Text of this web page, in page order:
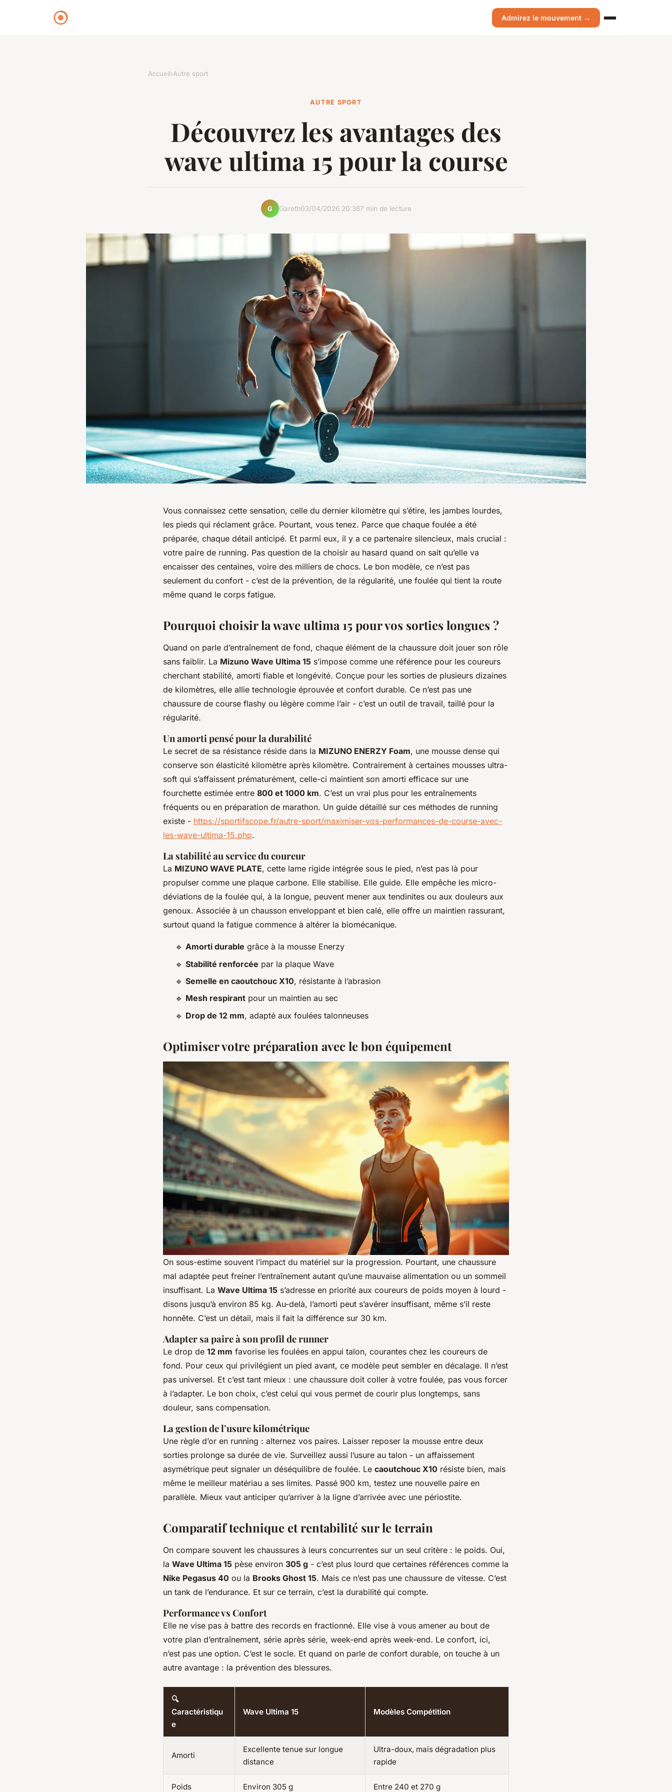
Admirez le mouvement →
Accueil›Autre sport
AUTRE SPORT
Découvrez les avantages des
wave ultima 15 pour la course
G Gareth03/04/2026 20:367 min de lecture
Vous connaissez cette sensation, celle du dernier kilomètre qui s’étire, les jambes lourdes,
les pieds qui réclament grâce. Pourtant, vous tenez. Parce que chaque foulée a été
préparée, chaque détail anticipé. Et parmi eux, il y a ce partenaire silencieux, mais crucial :
votre paire de running. Pas question de la choisir au hasard quand on sait qu’elle va
encaisser des centaines, voire des milliers de chocs. Le bon modèle, ce n’est pas
seulement du confort - c’est de la prévention, de la régularité, une foulée qui tient la route
même quand le corps fatigue.
Pourquoi choisir la wave ultima 15 pour vos sorties longues ?
Quand on parle d’entraînement de fond, chaque élément de la chaussure doit jouer son rôle
sans faiblir. La Mizuno Wave Ultima 15 s’impose comme une référence pour les coureurs
cherchant stabilité, amorti fiable et longévité. Conçue pour les sorties de plusieurs dizaines
de kilomètres, elle allie technologie éprouvée et confort durable. Ce n’est pas une
chaussure de course flashy ou légère comme l’air - c’est un outil de travail, taillé pour la
régularité.
Un amorti pensé pour la durabilité
Le secret de sa résistance réside dans la MIZUNO ENERZY Foam, une mousse dense qui
conserve son élasticité kilomètre après kilomètre. Contrairement à certaines mousses ultra-
soft qui s’affaissent prématurément, celle-ci maintient son amorti efficace sur une
fourchette estimée entre 800 et 1000 km. C’est un vrai plus pour les entraînements
fréquents ou en préparation de marathon. Un guide détaillé sur ces méthodes de running
existe - https://sportifscope.fr/autre-sport/maximiser-vos-performances-de-course-avec-
les-wave-ultima-15.php.
La stabilité au service du coureur
La MIZUNO WAVE PLATE, cette lame rigide intégrée sous le pied, n’est pas là pour
propulser comme une plaque carbone. Elle stabilise. Elle guide. Elle empêche les micro-
déviations de la foulée qui, à la longue, peuvent mener aux tendinites ou aux douleurs aux
genoux. Associée à un chausson enveloppant et bien calé, elle offre un maintien rassurant,
surtout quand la fatigue commence à altérer la biomécanique.
🔹 Amorti durable grâce à la mousse Enerzy
🔹 Stabilité renforcée par la plaque Wave
🔹 Semelle en caoutchouc X10, résistante à l’abrasion
🔹 Mesh respirant pour un maintien au sec
🔹 Drop de 12 mm, adapté aux foulées talonneuses
Optimiser votre préparation avec le bon équipement
On sous-estime souvent l’impact du matériel sur la progression. Pourtant, une chaussure
mal adaptée peut freiner l’entraînement autant qu’une mauvaise alimentation ou un sommeil
insuffisant. La Wave Ultima 15 s’adresse en priorité aux coureurs de poids moyen à lourd -
disons jusqu’à environ 85 kg. Au-delà, l’amorti peut s’avérer insuffisant, même s’il reste
honnête. C’est un détail, mais il fait la différence sur 30 km.
Adapter sa paire à son profil de runner
Le drop de 12 mm favorise les foulées en appui talon, courantes chez les coureurs de
fond. Pour ceux qui privilégient un pied avant, ce modèle peut sembler en décalage. Il n’est
pas universel. Et c’est tant mieux : une chaussure doit coller à votre foulée, pas vous forcer
à l’adapter. Le bon choix, c’est celui qui vous permet de courir plus longtemps, sans
douleur, sans compensation.
La gestion de l’usure kilométrique
Une règle d’or en running : alternez vos paires. Laisser reposer la mousse entre deux
sorties prolonge sa durée de vie. Surveillez aussi l’usure au talon - un affaissement
asymétrique peut signaler un déséquilibre de foulée. Le caoutchouc X10 résiste bien, mais
même le meilleur matériau a ses limites. Passé 900 km, testez une nouvelle paire en
parallèle. Mieux vaut anticiper qu’arriver à la ligne d’arrivée avec une périostite.
Comparatif technique et rentabilité sur le terrain
On compare souvent les chaussures à leurs concurrentes sur un seul critère : le poids. Oui,
la Wave Ultima 15 pèse environ 305 g - c’est plus lourd que certaines références comme la
Nike Pegasus 40 ou la Brooks Ghost 15. Mais ce n’est pas une chaussure de vitesse. C’est
un tank de l’endurance. Et sur ce terrain, c’est la durabilité qui compte.
Performance vs Confort
Elle ne vise pas à battre des records en fractionné. Elle vise à vous amener au bout de
votre plan d’entraînement, série après série, week-end après week-end. Le confort, ici,
n’est pas une option. C’est le socle. Et quand on parle de confort durable, on touche à un
autre avantage : la prévention des blessures.
🔍
Caractéristiqu
e
Wave Ultima 15 Modèles Compétition
Amorti
Excellente tenue sur longue
distance
Ultra-doux, mais dégradation plus
rapide
Poids Environ 305 g Entre 240 et 270 g